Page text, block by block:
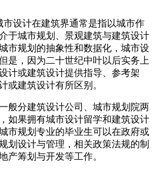
市设计在建筑界通常是指以城市作
于城市规划、景观建筑与建筑设计
市规划的抽象性和数据化，城市设
是，因为二十世纪中叶以后实务上
计或建筑设计提供指导、参考架
或建筑设计有所区别。
般分建筑设计公司、城市规划院两
如果拥有城市设计留学和建筑设计
市规划专业的毕业生可以在政府或
划设计与管理，相关政策法规的制
产筹划与开发等工作。